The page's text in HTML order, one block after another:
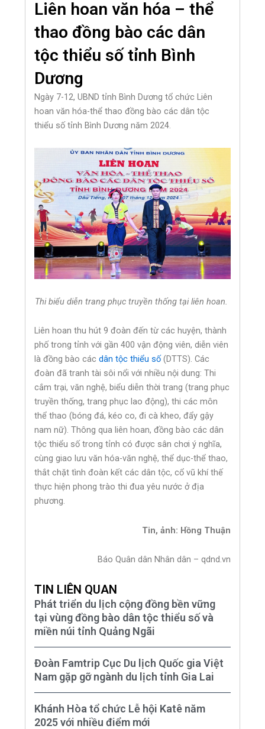
Liên hoan văn hóa – thể
thao đồng bào các dân
tộc thiểu số tỉnh Bình
Dương
Ngày 7-12, UBND tỉnh Bình Dương tổ chức Liên
hoan văn hóa-thể thao đồng bào các dân tộc
thiểu số tỉnh Bình Dương năm 2024.
Thi biểu diễn trang phục truyền thống tại liên hoan.
Liên hoan thu hút 9 đoàn đến từ các huyện, thành
phố trong tỉnh với gần 400 vận động viên, diễn viên
là đồng bào cácdân tộc thiểu số(DTTS). Các
đoàn đã tranh tài sôi nổi với nhiều nội dung: Thi
cắm trại, văn nghệ, biểu diễn thời trang (trang phục
truyền thống, trang phục lao động), thi các môn
thể thao (bóng đá, kéo co, đi cà kheo, đẩy gậy
nam nữ). Thông qua liên hoan, đồng bào các dân
tộc thiểu số trong tỉnh có được sân chơi ý nghĩa,
cùng giao lưu văn hóa-văn nghệ, thể dục-thể thao,
thắt chặt tình đoàn kết các dân tộc, cổ vũ khí thế
thực hiện phong trào thi đua yêu nước ở địa
phương.
Tin, ảnh: Hồng Thuận
Báo Quân dân Nhân dân – qdnd.vn
TIN LIÊN QUAN
Phát triển du lịch cộng đồng bền vững
tại vùng đồng bào dân tộc thiểu số và
miền núi tỉnh Quảng Ngãi
Đoàn Famtrip Cục Du lịch Quốc gia Việt
Nam gặp gỡ ngành du lịch tỉnh Gia Lai
Khánh Hòa tổ chức Lễ hội Katê năm
2025 với nhiều điểm mới